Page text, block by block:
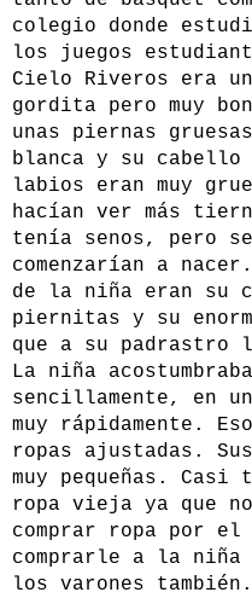
colegio donde
los juegos
Cielo Riveros era
gordita pero muy
unas piernas
blanca y su cabello
labios eran muy
hacían ver más
tenía senos, pero
comenzarían a
de la niña eran su
piernitas y su
que a su padrastro
La niña
sencillamente, en
muy rápidamente.
ropas ajustadas.
muy pequeñas.
ropa vieja ya que
comprar ropa por el
comprarle a la niña
los varones también.